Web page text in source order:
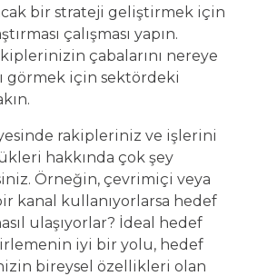
bir strateji geliştirmek için
çalışması yapın.
çabalarını nereye
görmek için sektördeki
rakipleriniz ve işlerini
hakkında çok şey
Örneğin, çevrimiçi veya
kanal kullanıyorlarsa hedef
ulaşıyorlar? İdeal hedef
iyi bir yolu, hedef
bireysel özellikleri olan